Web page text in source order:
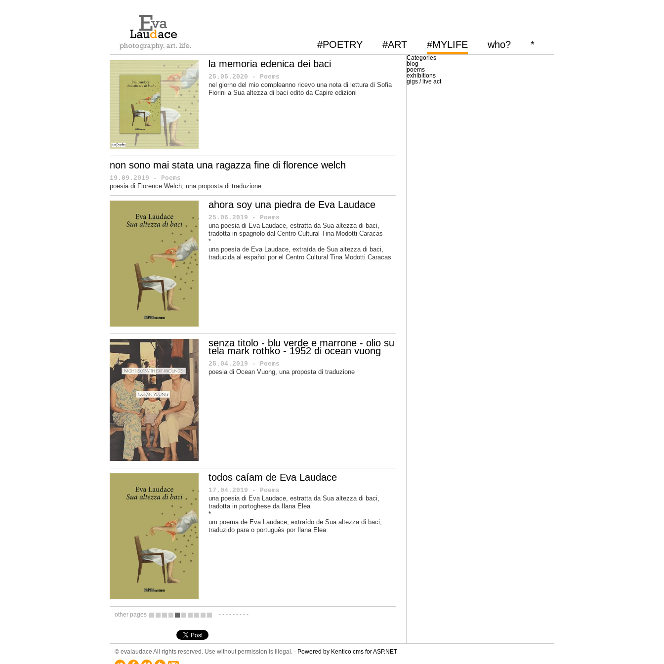
#POETRY #ART #MYLIFE who?
*
la memoria edenica dei baci
25.05.2020 - Poems
nel giorno del mio compleanno ricevo una nota di lettura di Sofia
Fiorini a Sua altezza di baci edito da Capire edizioni
non sono mai stata una ragazza fine di florence welch
19.09.2019 - Poems
poesia di Florence Welch, una proposta di traduzione
ahora soy una piedra de Eva Laudace
25.06.2019 - Poems
una poesia di Eva Laudace, estratta da Sua altezza di baci,
tradotta in spagnolo dal Centro Cultural Tina Modotti Caracas
*
una poesía de Eva Laudace, extraída de Sua altezza di baci,
traducida al español por el Centro Cultural Tina Modotti Caracas
senza titolo - blu verde e marrone - olio su
tela mark rothko - 1952 di ocean vuong
25.04.2019 - Poems
poesia di Ocean Vuong, una proposta di traduzione
todos caíam de Eva Laudace
17.04.2019 - Poems
una poesia di Eva Laudace, estratta da Sua altezza di baci,
tradotta in portoghese da
Ilana Elea
*
um poema de Eva Laudace, extraído de Sua altezza di baci
traduzido para o português por Ilana Elea
other pages - - - - - - - - -
Categories
blog
poems
exhibitions
gigs / live act
© evalaudace All rights reserved. Use without permission is illegal. - Powered by Kentico cms for ASP.NET